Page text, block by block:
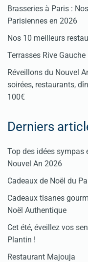
Brasseries à Paris :
Parisiennes en 2026
Nos 10 meilleurs
Terrasses Rive Gauche
Réveillons du Nouvel
soirées, restaurants,
100€
Derniers
Top des idées sympas
Nouvel An 2026
Cadeaux de Noël du
Cadeaux tisanes
Noël Authentique
Cet été, éveillez vos
Plantin !
Restaurant Majouja